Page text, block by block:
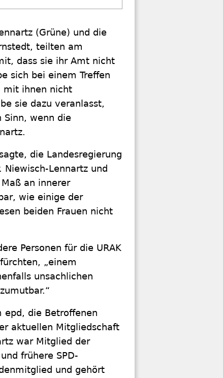
(Grüne) und die
teilten am
dass sie ihr Amt nicht
sich bei einem Treffen
mit ihnen nicht
sie dazu veranlasst,
Sinn, wenn die
die Landesregierung
Lennartz und
an innerer
wie einige der
beiden Frauen nicht
Personen für die URAK
„einem
unsachlichen
epd, die Betroffenen
aktuellen Mitgliedschaft
war Mitglied der
frühere SPD-
und gehört